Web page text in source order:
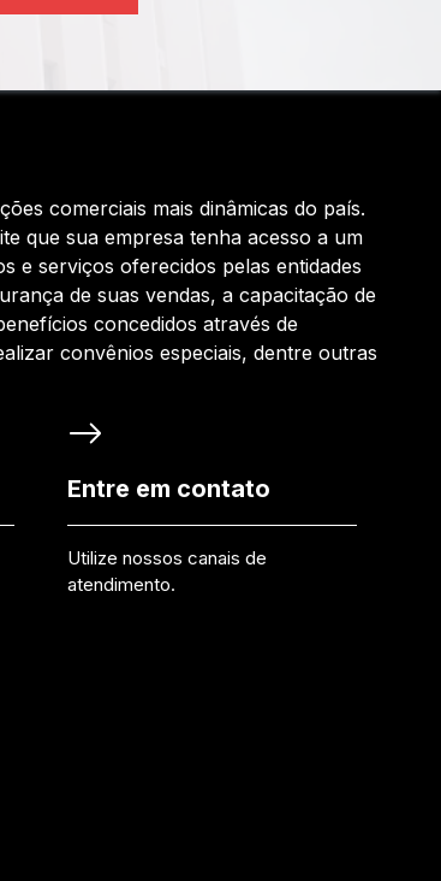
comerciais mais dinâmicas do país.
que sua empresa tenha acesso a um
e serviços oferecidos pelas entidades
de suas vendas, a capacitação de
concedidos através de
convênios especiais, dentre outras
Entre em contato
Utilize nossos canais de
atendimento.